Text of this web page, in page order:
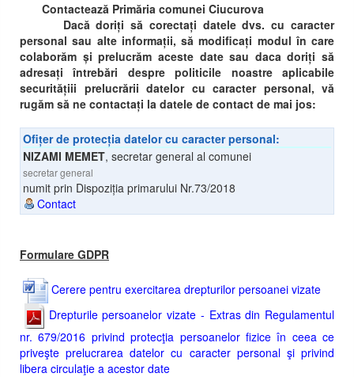
Contactează Primăria comunei Ciucurova
Dacă doriți să corectați datele dvs. cu caracter
personal sau alte informații, să modificați modul în care
colaborăm și prelucrăm aceste date sau daca doriți să
adresați întrebări despre politicile noastre aplicabile
securitățiii prelucrării datelor cu caracter personal, vă
rugăm să ne contactați la datele de contact de mai jos:
Ofițer de protecția datelor cu caracter personal:
NIZAMI MEMET, secretar general al comunei
secretar general
numit prin Dispoziția primarului Nr.73/2018
Contact
Formulare GDPR
Cerere pentru exercitarea drepturilor persoanei vizate
Drepturile persoanelor vizate - Extras din Regulamentul
nr. 679/2016 privind protecţia persoanelor fizice în ceea ce
priveşte prelucrarea datelor cu caracter personal şi privind
libera circulaţie a acestor date